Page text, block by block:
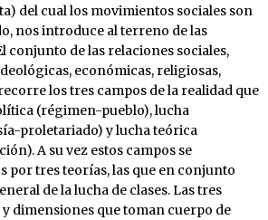
del cual los movimientos sociales son
nos introduce al terreno de las
conjunto de las relaciones sociales,
económicas, religiosas,
los tres campos de la realidad que
(régimen-pueblo), lucha
proletariado) y lucha teórica
A su vez estos campos se
por tres teorías, las que en conjunto
de la lucha de clases. Las tres
dimensiones que toman cuerpo de